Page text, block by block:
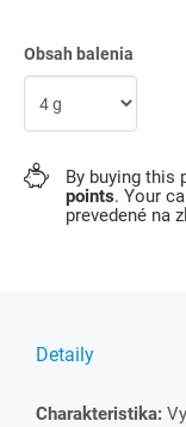
Obsah balenia
By buying this
points. Your
prevedené na
Detaily
Charakteristika: